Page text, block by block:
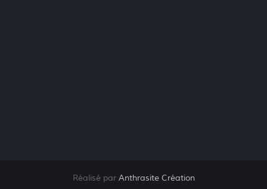
Réalisé par Anthrasite Création